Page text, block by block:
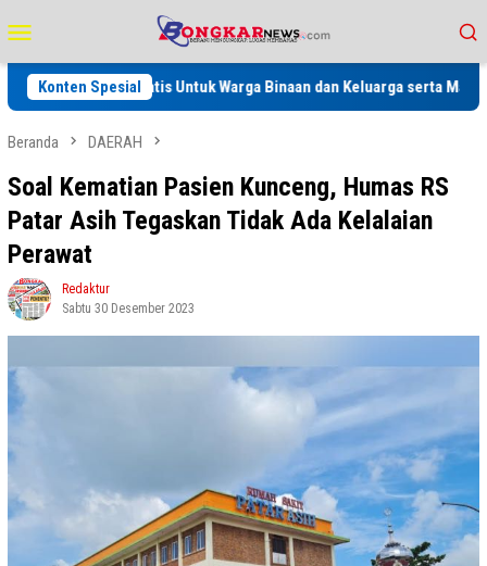
ke
kontenMobile
Konten Spesial
Gratis Untuk Warga Binaan dan Keluarga serta Masyarakat
Beranda DAERAH
Soal Kematian Pasien Kunceng, Humas RS
Patar Asih Tegaskan Tidak Ada Kelalaian
Perawat
Redaktur
Sabtu 30 Desember 2023